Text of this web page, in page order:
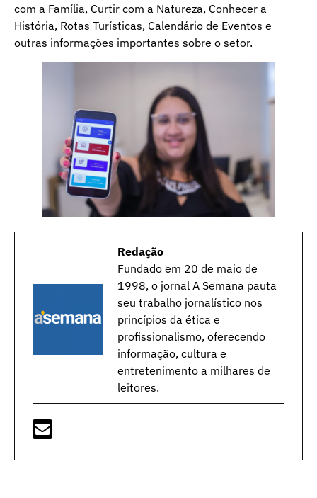
com a Família, Curtir com a Natureza, Conhecer a
História, Rotas Turísticas, Calendário de Eventos e
outras informações importantes sobre o setor.
Redação
Fundado em 20 de maio de
1998, o jornal A Semana pauta
seu trabalho jornalístico nos
princípios da ética e
profissionalismo, oferecendo
informação, cultura e
entretenimento a milhares de
leitores.